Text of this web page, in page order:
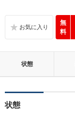
無
料
状態
状態